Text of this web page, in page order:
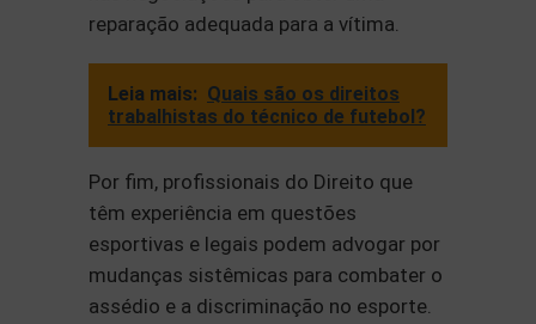
reparação adequada para a vítima.
Leia mais: Quais são os direitos
trabalhistas do técnico de futebol?
Por fim, profissionais do Direito que
têm experiência em questões
esportivas e legais podem advogar por
mudanças sistêmicas para combater o
assédio e a discriminação no esporte.